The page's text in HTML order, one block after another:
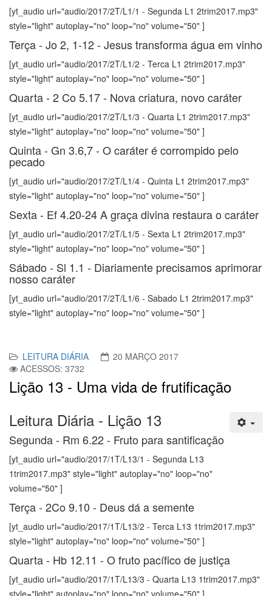
[yt_audio url="audio/2017/2T/L1/1 - Segunda L1 2trim2017.mp3"
style="light" autoplay="no" loop="no" volume="50" ]
Terça - Jo 2, 1-12 - Jesus transforma água em vinho
[yt_audio url="audio/2017/2T/L1/2 - Terca L1 2trim2017.mp3"
style="light" autoplay="no" loop="no" volume="50" ]
Quarta - 2 Co 5.17 - Nova criatura, novo caráter
[yt_audio url="audio/2017/2T/L1/3 - Quarta L1 2trim2017.mp3"
style="light" autoplay="no" loop="no" volume="50" ]
Quinta - Gn 3.6,7 - O caráter é corrompido pelo
pecado
[yt_audio url="audio/2017/2T/L1/4 - Quinta L1 2trim2017.mp3"
style="light" autoplay="no" loop="no" volume="50" ]
Sexta - Ef 4.20-24 A graça divina restaura o caráter
[yt_audio url="audio/2017/2T/L1/5 - Sexta L1 2trim2017.mp3"
style="light" autoplay="no" loop="no" volume="50" ]
Sábado - Sl 1.1 - Diariamente precisamos aprimorar
nosso caráter
[yt_audio url="audio/2017/2T/L1/6 - Sabado L1 2trim2017.mp3"
style="light" autoplay="no" loop="no" volume="50" ]
LEITURA DIÁRIA
20 MARÇO 2017
ACESSOS: 3732
Lição 13 - Uma vida de frutificação
Leitura Diária - Lição 13
Segunda - Rm 6.22 - Fruto para santificação
[yt_audio url="audio/2017/1T/L13/1 - Segunda L13
1trim2017.mp3" style="light" autoplay="no" loop="no"
volume="50" ]
Terça - 2Co 9.10 - Deus dá a semente
[yt_audio url="audio/2017/1T/L13/2 - Terca L13 1trim2017.mp3"
style="light" autoplay="no" loop="no" volume="50" ]
Quarta - Hb 12.11 - O fruto pacífico de justiça
[yt_audio url="audio/2017/1T/L13/3 - Quarta L13 1trim2017.mp3"
style="light" autoplay="no" loop="no" volume="50" ]